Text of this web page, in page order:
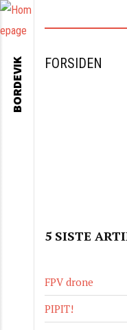
FORSIDEN
5 SISTE
FPV drone
PIPIT!
BORDEVIK